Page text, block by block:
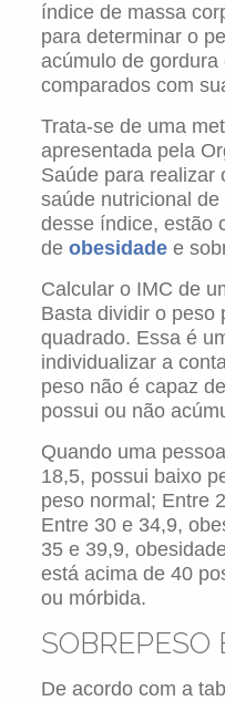
índice de massa
para determinar o
acúmulo de
comparados com
Trata-se de uma
apresentada pela
Saúde para realizar
saúde nutricional
desse índice, estão
de obesidadee
Calcular o IMC de
Basta dividir o peso
quadrado. Essa é
individualizar a
peso não é capaz
possui ou não
Quando uma
18,5, possui baixo
peso normal; Entre
Entre 30 e 34,9,
35 e 39,9,
está acima de 40
ou mórbida.
SOBREPESO
De acordo com a